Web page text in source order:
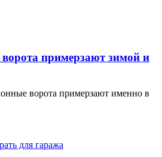
примерзают зимой и
ворота примерзают именно в